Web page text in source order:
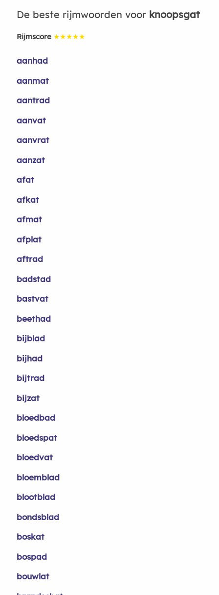
De beste rijmwoorden voor knoopsgat
Rijmscore ★★★★★
aanhad
aanmat
aantrad
aanvat
aanvrat
aanzat
afat
afkat
afmat
afplat
aftrad
badstad
bastvat
beethad
bijblad
bijhad
bijtrad
bijzat
bloedbad
bloedspat
bloedvat
bloemblad
blootblad
bondsblad
boskat
bospad
bouwlat